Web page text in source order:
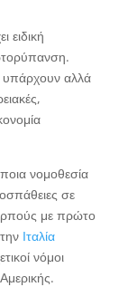
ειδική
υπάρχουν αλλά
νομοθεσία
σε
με πρώτο
Ιταλία
νόμοι